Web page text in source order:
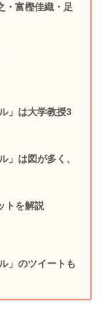
・富樫佳織・足
」は大学教授3
」は図が多く、
トを解説
」のツイートも